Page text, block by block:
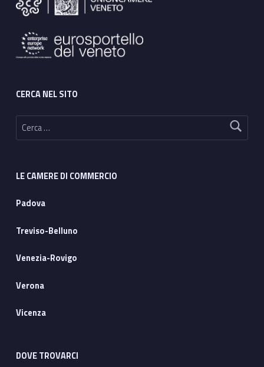
CERCA NEL SITO
Ricerca per:
LE CAMERE DI COMMERCIO
Padova
Treviso-Belluno
Venezia-Rovigo
Verona
Vicenza
DOVE TROVARCI